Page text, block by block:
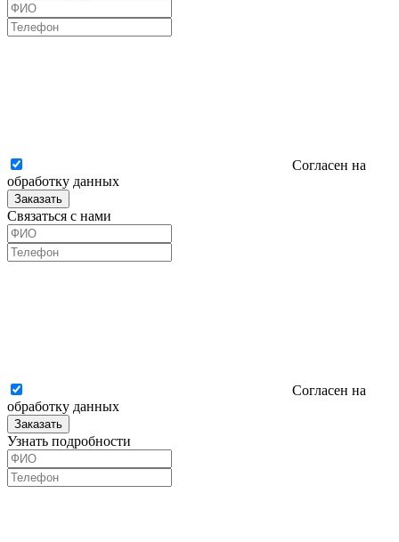
Согласен на
обработку данных
Заказать
Связаться с нами
Согласен на
обработку данных
Заказать
Узнать подробности